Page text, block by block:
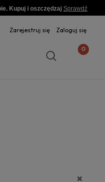
Kupuj i oszczędzaj Sprawdź
Zarejestruj się Zaloguj się